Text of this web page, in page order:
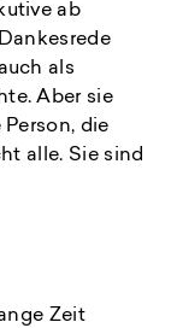
ab
als
Aber sie
die
alle. Sie sind
Zeit